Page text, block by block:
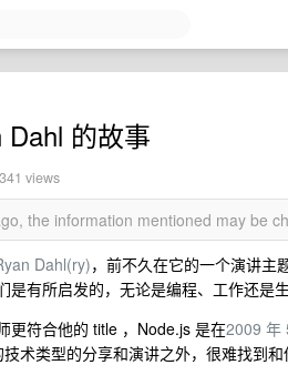
的故事
views
the information mentioned may be
Dahl(ry)，前不久在它的一个演讲主
有所启发的，无论是编程、工作还是生
更符合他的 title ，Node.js 是在2009 年
术类型的分享和演讲之外，很难找到